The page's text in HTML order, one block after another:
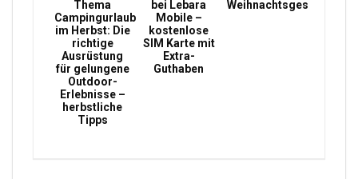
Thema
Campingurlaub
im Herbst: Die
richtige
Ausrüstung
für gelungene
Outdoor-
Erlebnisse –
herbstliche
Tipps
bei Lebara
Mobile –
kostenlose
SIM Karte mit
Extra-
Guthaben
Weihnachtsgeschenke